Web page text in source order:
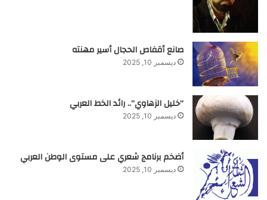
صانع أقفاص الحجال أسير مهنته
ديسمبر 10, 2025
“خليل الزهاوي”.. رائد الخط العربي
ديسمبر 10, 2025
أضخم برنامج شعري على مستوى الوطن العربي
ديسمبر 10, 2025